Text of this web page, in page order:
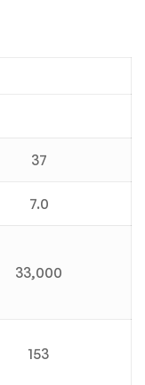
37
7.0
33,000
153